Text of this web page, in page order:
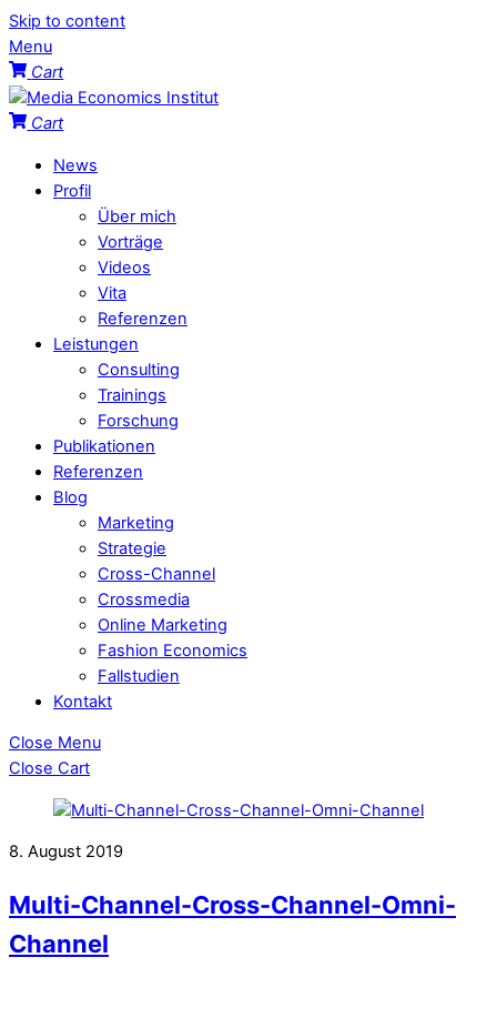
Skip to content
Menu
Cart
Cart
News
Profil
Über mich
Vorträge
Videos
Vita
Referenzen
Leistungen
Consulting
Trainings
Forschung
Publikationen
Referenzen
Blog
Marketing
Strategie
Cross-Channel
Crossmedia
Online Marketing
Fashion Economics
Fallstudien
Kontakt
Close Menu
Close Cart
8. August 2019
Multi-Channel-Cross-Channel-Omni-
Channel